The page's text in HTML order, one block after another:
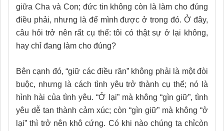
giữa Cha và Con; đức tin không còn là làm cho đúng
điều phải, nhưng là để mình được ở trong đó. Ở đây,
câu hỏi trở nên rất cụ thể: tôi có thật sự ở lại không,
hay chỉ đang làm cho đúng?
Bên cạnh đó, “giữ các điều răn” không phải là một đòi
buộc, nhưng là cách tình yêu trở thành cụ thể; nó là
hình hài của tình yêu. “Ở lại” mà không “gìn giữ”, tình
yêu dễ tan thành cảm xúc; còn “gìn giữ” mà không “ở
lại” thì trở nên khô cứng. Có khi nào chúng ta chỉcòn